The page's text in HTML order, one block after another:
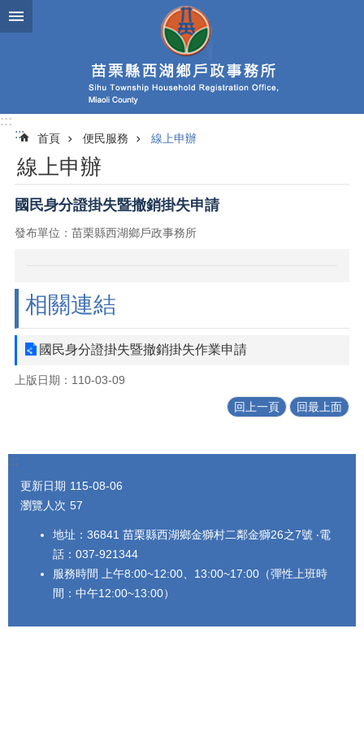
跳到主要內容區塊
:::
:::
首頁 便民服務 線上申辦
線上申辦
國民身分證掛失暨撤銷掛失申請
發布單位：苗栗縣西湖鄉戶政事務所
相關連結
國民身分證掛失暨撤銷掛失作業申請
上版日期：110-03-09
回上一頁 回最上面
:::
更新日期 115-08-06
瀏覽人次 57
地址：36841 苗栗縣西湖鄉金獅村二鄰金獅26之7號 ‧電
話：037-921344
服務時間 上午8:00~12:00、13:00~17:00（彈性上班時
間：中午12:00~13:00）